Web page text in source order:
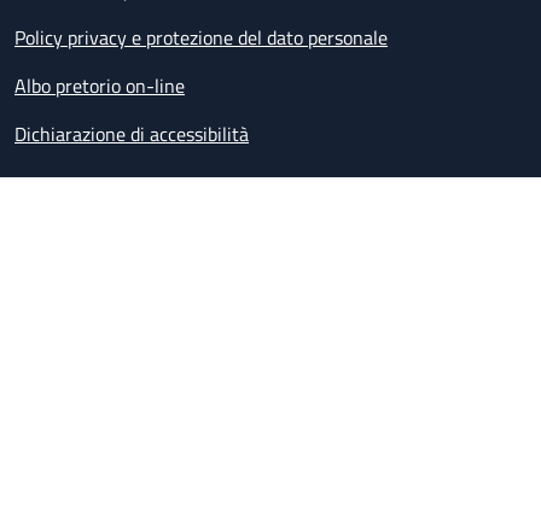
Policy privacy e protezione del dato personale
Albo pretorio on-line
Dichiarazione di accessibilità